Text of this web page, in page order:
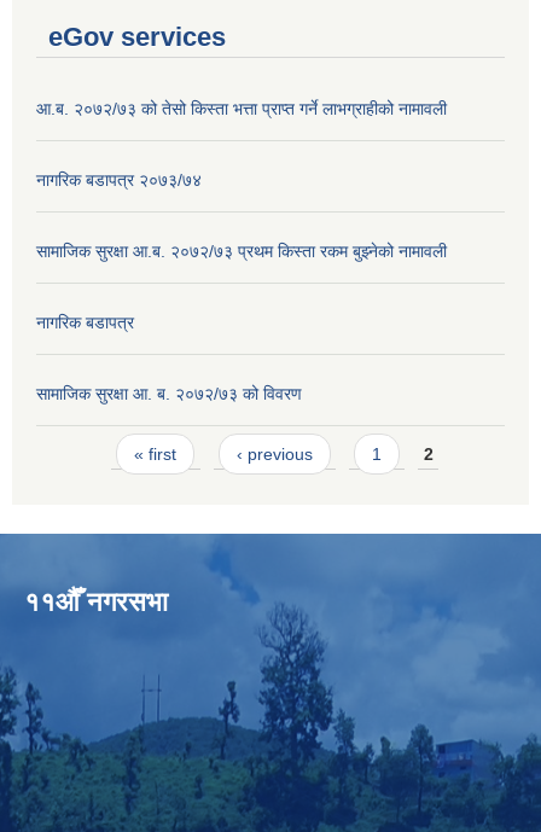
eGov services
आ.ब. २०७२/७३ को तेसो किस्ता भत्ता प्राप्त गर्ने लाभग्राहीको नामावली
नागरिक बडापत्र २०७३/७४
सामाजिक सुरक्षा आ.ब. २०७२/७३ प्रथम किस्ता रकम बुझ्नेको नामावली
नागरिक बडापत्र
सामाजिक सुरक्षा आ. ब. २०७२/७३ को विवरण
Pages« first ‹ previous 1 2
११औँ नगरसभा